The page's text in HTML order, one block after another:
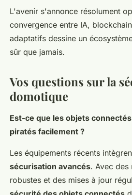
L'avenir s'annonce résolument
convergence entre IA,
adaptatifs dessine un
sûr que jamais.
Vos questions sur la
domotique
Est-ce que les objets
piratés facilement ?
Les équipements récents
sécurisation avancés. Avec des
robustes et des mises à jour